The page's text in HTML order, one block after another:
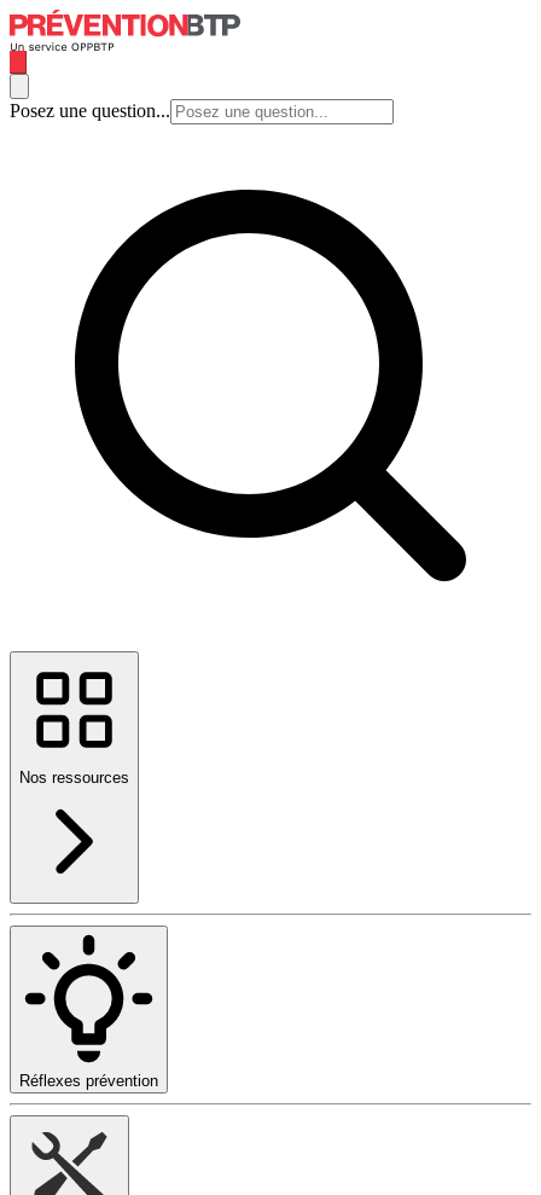
Posez une question...
Nos ressources
Réflexes prévention